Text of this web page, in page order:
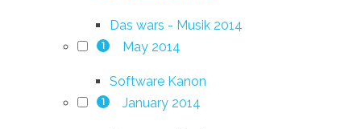
Das wars - Musik 2014
1 May 2014
Software Kanon
1 January 2014